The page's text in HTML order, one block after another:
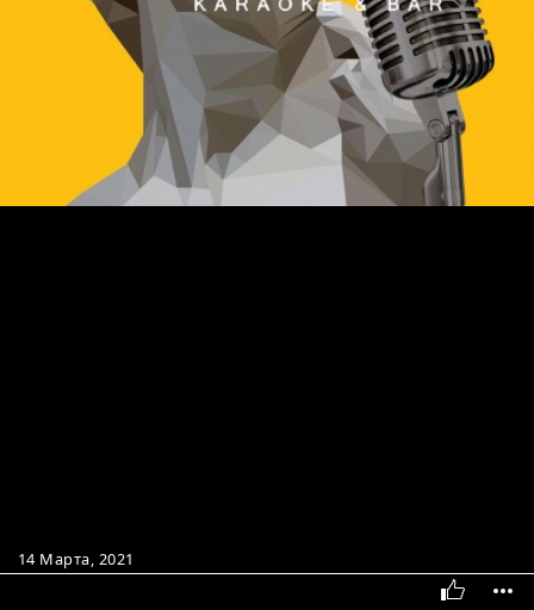
14 Марта, 2021